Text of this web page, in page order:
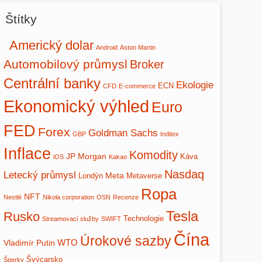
Štítky
Americký dolar Android Aston Martin
Automobilový průmysl Broker
Centrální banky CFD E-commerce ECN Ekologie
Ekonomický výhled Euro
FED Forex GBP Goldman Sachs Inditex
Inflace iOS JP Morgan Kakao Komodity Káva
Letecký průmysl Londýn Meta Metaverse Nasdaq
Nestlé NFT Nikola corporation OSN Recenze Ropa
Rusko Streamovací služby SWIFT Technologie Tesla
Vladimír Putin WTO Úrokové sazby Čína
Šperky Švýcarsko